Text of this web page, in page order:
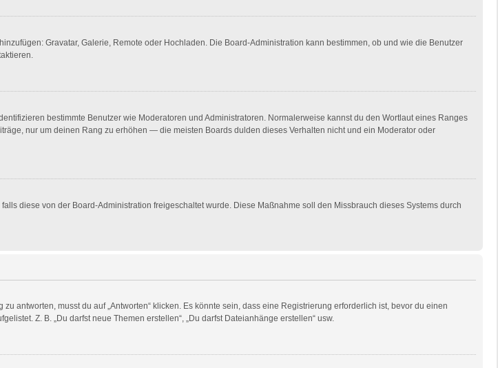
Gravatar, Galerie, Remote oder Hochladen. Die Board-Administration kann bestimmen, ob und wie die Benutzer
bestimmte Benutzer wie Moderatoren und Administratoren. Normalerweise kannst du den Wortlaut eines Ranges
nur um deinen Rang zu erhöhen — die meisten Boards dulden dieses Verhalten nicht und ein Moderator oder
diese von der Board-Administration freigeschaltet wurde. Diese Maßnahme soll den Missbrauch dieses Systems durch
antworten, musst du auf „Antworten“ klicken. Es könnte sein, dass eine Registrierung erforderlich ist, bevor du einen
Z. B. „Du darfst neue Themen erstellen“, „Du darfst Dateianhänge erstellen“ usw.